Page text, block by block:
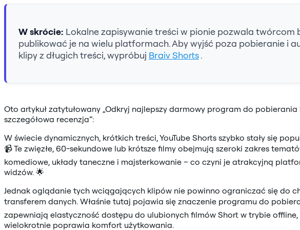
W skrócie: Lokalne zapisywanie treści w pionie pozwala
publikować je na wielu platformach. Aby wyjść poza pobieranie i
klipy z długich treści, wypróbuj Braiv Shorts.
Oto artykuł zatytułowany „Odkryj najlepszy darmowy program do pobierania
szczegółowa recenzja”:
W świecie dynamicznych, krótkich treści, YouTube Shorts szybko stały się
📹 Te zwięzłe, 60-sekundowe lub krótsze filmy obejmują szeroki zakres
komediowe, układy taneczne i majsterkowanie – co czyni je atrakcyjną
widzów. 🌟
Jednak oglądanie tych wciągających klipów nie powinno ograniczać się do
transferem danych. Właśnie tutaj pojawia się znaczenie programu do
zapewniają elastyczność dostępu do ulubionych filmów Short w trybie
wielokrotnie poprawia komfort użytkowania.